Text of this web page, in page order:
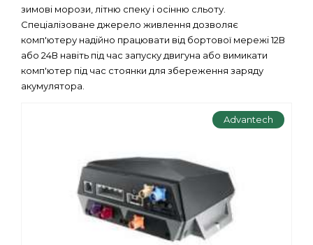
зимові морози, літню спеку і осінню сльоту.
Спеціалізоване джерело живлення дозволяє
комп'ютеру надійно працювати від бортової мережі 12В
або 24В навіть під час запуску двигуна або вимикати
комп'ютер під час стоянки для збереження заряду
акумулятора.
Advantech